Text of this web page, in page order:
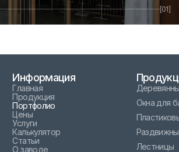
[01]
Информация
Главная
Продукция
Портфолио
Цены
Услуги
Калькулятор
Статьи
О заводе
Окна для
Лестницы